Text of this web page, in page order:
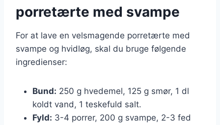
porretærte med svampe
For at lave en velsmagende porretærte med
svampe og hvidløg, skal du bruge følgende
ingredienser:
Bund: 250 g hvedemel, 125 g smør, 1 dl
koldt vand, 1 teskefuld salt.
Fyld: 3-4 porrer, 200 g svampe, 2-3 fed